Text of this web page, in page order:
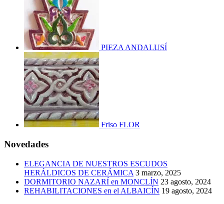
PIEZA ANDALUSÍ
Friso FLOR
Novedades
ELEGANCIA DE NUESTROS ESCUDOS
HERÁLDICOS DE CERÁMICA 3 marzo, 2025
DORMITORIO NAZARÍ en MONCLÍN 23 agosto, 2024
REHABILITACIONES en el ALBAICÍN 19 agosto, 2024